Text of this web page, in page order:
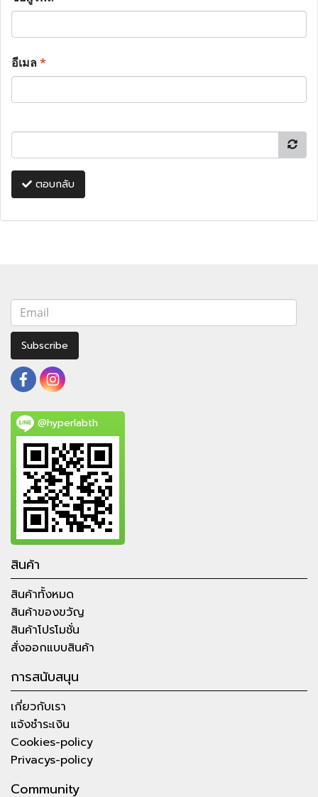
อีเมล*
ตอบกลับ
Subscribe
@hyperlabth
สินค้า
สินค้าทั้งหมด
สินค้าของขวัญ
สินค้าโปรโมชั่น
สั่งออกแบบสินค้า
การสนับสนุน
เกี่ยวกับเรา
แจ้งชำระเงิน
Cookies-policy
Privacys-policy
Community